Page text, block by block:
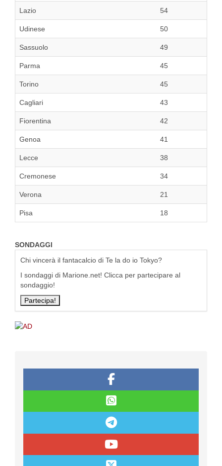
Lazio 54
Udinese 50
Sassuolo 49
Parma 45
Torino 45
Cagliari 43
Fiorentina 42
Genoa 41
Lecce 38
Cremonese 34
Verona 21
Pisa 18
SONDAGGI
Chi vincerà il fantacalcio di Te la do io Tokyo?
I sondaggi di Marione.net! Clicca per partecipare al
sondaggio!